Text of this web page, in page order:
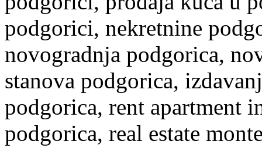
podgorici, nekretnine
novogradnja podgorica,
stanova podgorica,
podgorica, rent apartment
podgorica, real estate